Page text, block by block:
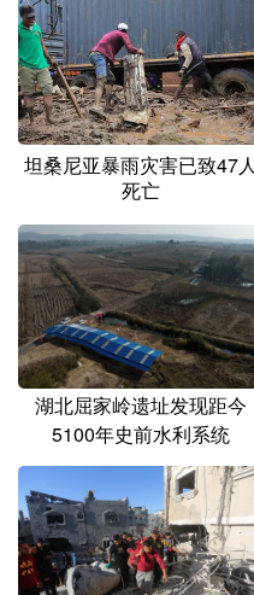
坦桑尼亚暴雨灾害已致47人
死亡
湖北屈家岭遗址发现距今
5100年史前水利系统